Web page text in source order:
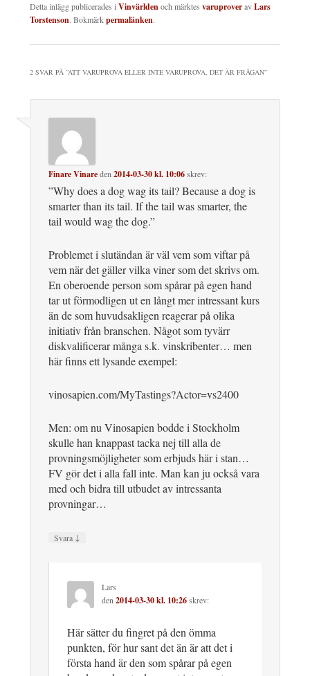
Detta inlägg publicerades iVinvärldenoch märktes varuproveravLars
Torstenson. Bokmärkpermalänken.
2 SVAR PÅ ”ATT VARUPROVA ELLER INTE VARUPROVA, DET ÄR FRÅGAN”
Finare Vinareden2014-03-30 kl. 10:06skrev:
”Why does a dog wag its tail? Because a dog is
smarter than its tail. If the tail was smarter, the
tail would wag the dog.”
Problemet i slutändan är väl vem som viftar på
vem när det gäller vilka viner som det skrivs om.
En oberoende person som spårar på egen hand
tar ut förmodligen ut en långt mer intressant kurs
än de som huvudsakligen reagerar på olika
initiativ från branschen. Något som tyvärr
diskvalificerar många s.k. vinskribenter… men
här finns ett lysande exempel:
vinosapien.com/MyTastings?Actor=vs2400
Men: om nu Vinosapien bodde i Stockholm
skulle han knappast tacka nej till alla de
provningsmöjligheter som erbjuds här i stan…
FV gör det i alla fall inte. Man kan ju också vara
med och bidra till utbudet av intressanta
provningar…
Svara ↓
Lars
den2014-03-30 kl. 10:26skrev:
Här sätter du fingret på den ömma
punkten, för hur sant det än är att det i
första hand är den som spårar på egen